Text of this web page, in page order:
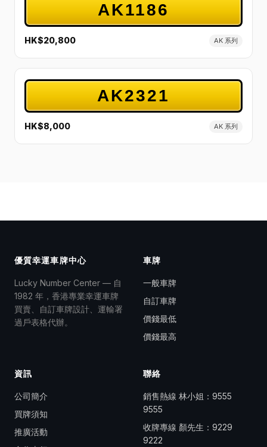
AK1186
HK$20,800 AK 系列
AK2321
HK$8,000 AK 系列
優質幸運車牌中心
Lucky Number Center — 自
1982 年，香港專業幸運車牌
買賣、自訂車牌設計、運輸署
過戶表格代辦。
車牌
一般車牌
自訂車牌
價錢最低
價錢最高
資訊
公司簡介
買牌須知
推廣活動
聯絡
銷售熱線 林小姐： 9555
9555
收牌專線 顏先生： 9229
9222